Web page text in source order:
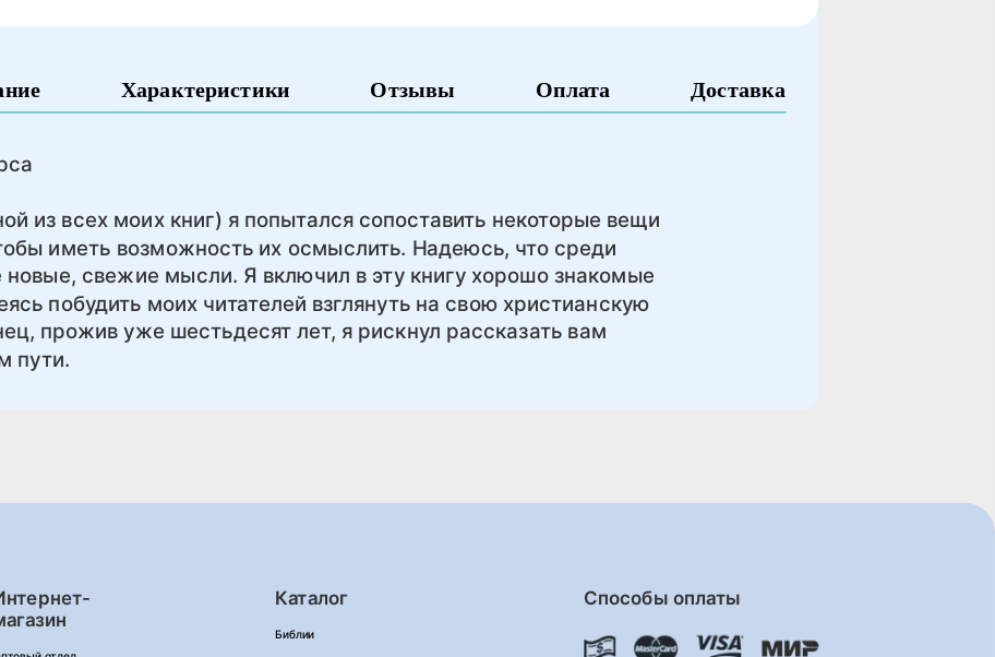
Характеристики Отзывы Оплата Доставка
из всех моих книг) я попытался сопоставить некоторые вещи
иметь возможность их осмыслить. Надеюсь, что среди
свежие мысли. Я включил в эту книгу хорошо знакомые
побудить моих читателей взглянуть на свою христианскую
прожив уже шестьдесят лет, я рискнул рассказать вам
пути.
Каталог
Библии
Способы оплаты